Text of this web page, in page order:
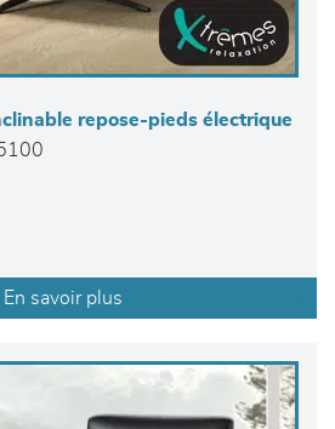
repose-pieds électrique
En savoir plus